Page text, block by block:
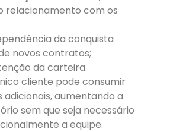
relacionamento com os
da conquista
novos contratos;
da carteira.
cliente pode consumir
adicionais, aumentando a
sem que seja necessário
a equipe.